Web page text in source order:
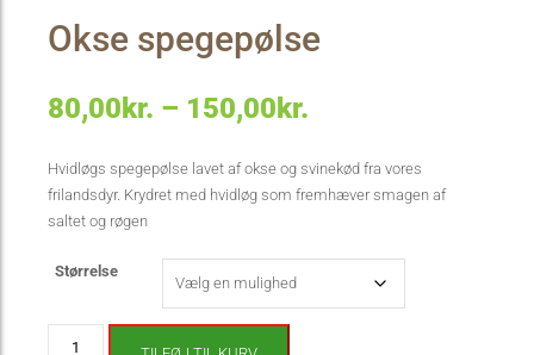
Okse spegepølse
80,00 kr. – 150,00 kr.
80,00kr.
til
150,00kr.
Hvidløgs spegepølse lavet af okse og svinekød fra vores
frilandsdyr. Krydret med hvidløg som fremhæver smagen af
saltet og røgen
Størrelse